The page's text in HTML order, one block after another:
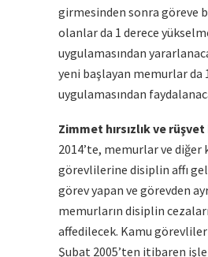
girmesinden sonra göreve
olanlar da 1 derece
uygulamasından
yeni başlayan memurlar da
uygulamasından
Zimmet hırsızlık ve rüşvet
2014’te, memurlar ve diğer
görevlilerine disiplin affı
görev yapan ve görevden
memurların disiplin
affedilecek. Kamu
Şubat 2005’ten itibaren